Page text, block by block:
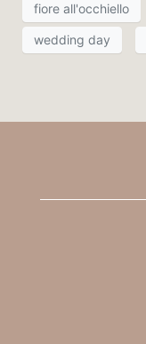
fiore all'occhiello
wedding day